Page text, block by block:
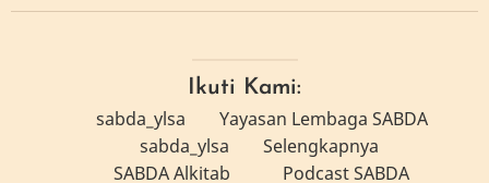
Ikuti Kami:
sabda_ylsa
Yayasan Lembaga SABDA
sabda_ylsa
Selengkapnya
SABDA Alkitab
Podcast SABDA